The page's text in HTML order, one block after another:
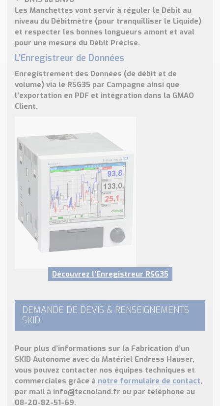
Les Manchettes vont servir à réguler le Débit au
niveau du Débitmètre (pour tranquilliser le Liquide)
et respecter les bonnes longueurs amont et aval
pour une mesure du Débit Précise.
L’Enregistreur de Données
Enregistrement des Données (de débit et de
volume) via le RSG35 par Campagne ainsi que
l’exportation en PDF et intégration dans la GMAO
Client.
Découvrez l’Enregistreur RSG35
DEMANDE DE DEVIS & RENSEIGNEMENTS
SKID
Pour plus d’informations sur la Fabrication d’un
SKID Autonome avec du Matériel Endress Hauser,
vous pouvez contacter nos équipes techniques et
commerciales grâce à notre formulaire de contact,
par mail à info@tecnoland.fr ou par téléphone au
08-20-82-51-69.